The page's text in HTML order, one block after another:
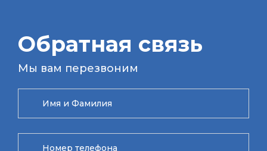
Обратная связь
Мы вам перезвоним